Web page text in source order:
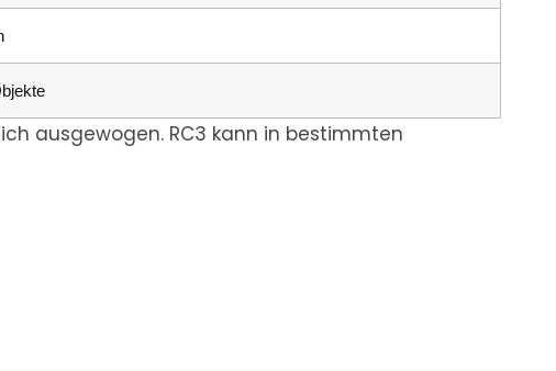
ausgewogen. RC3 kann in bestimmten